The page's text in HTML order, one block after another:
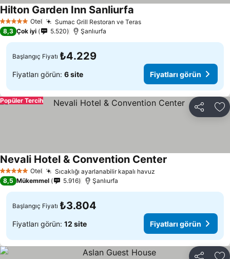
5 Yıldız Otel Sumac Grill Restoran ve TerasFiyatları görün
Hilton Garden Inn Sanliurfa
8,3 Çok iyi 5.520 Şanlıurfa
Başlangıç Fiyatı ₺4.229
Fiyatları görün: 6 site Fiyatları görün
Paylaş
Popüler Tercih
5 Yıldız Otel Sıcaklığı ayarlanabilir kapalı havuz
Nevali Hotel & Convention Center
8,5 Mükemmel 5.916 Şanlıurfa
Başlangıç Fiyatı ₺3.804
Fiyatları görün: 12 site Fiyatları görün